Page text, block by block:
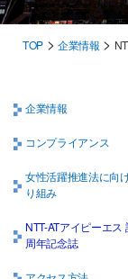
TOP > 企業情報 >
企業情報
コンプライアンス
女性活躍推進法に向
り組み
NTT-ATアイピーエス
周年記念誌